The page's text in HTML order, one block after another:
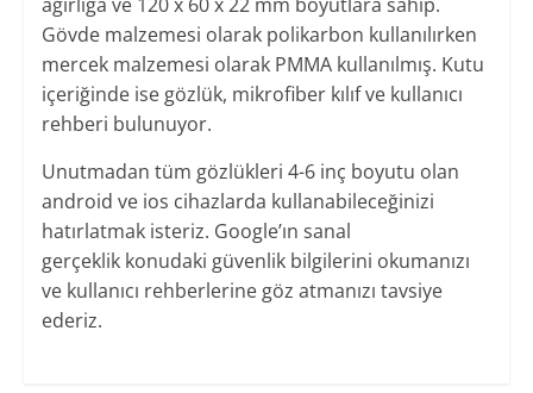
Gövde malzemesi olarak polikarbon kullanılırken
mercek malzemesi olarak PMMA kullanılmış. Kutu
içeriğinde ise gözlük, mikrofiber kılıf ve kullanıcı
rehberi bulunuyor.
Unutmadan tüm gözlükleri 4-6 inç boyutu olan
android ve ios cihazlarda kullanabileceğinizi
hatırlatmak isteriz. Google’ın sanal
gerçeklik konudaki güvenlik bilgilerini okumanızı
ve kullanıcı rehberlerine göz atmanızı tavsiye
ederiz.